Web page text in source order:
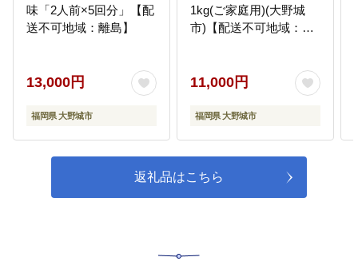
味「2人前×5回分」【配
送不可地域：離島】
13,000円
福岡県 大野城市
1kg(ご家庭用)(大野城
市)【配送不可地域：離
11,000円
福岡県 大野城市
返礼品はこちら